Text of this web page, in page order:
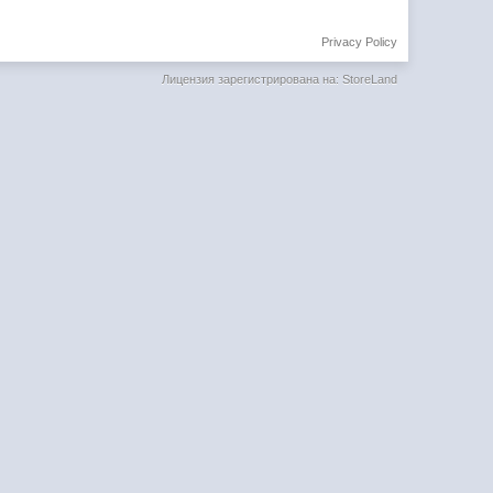
Privacy Policy
Лицензия зарегистрирована на: StoreLand